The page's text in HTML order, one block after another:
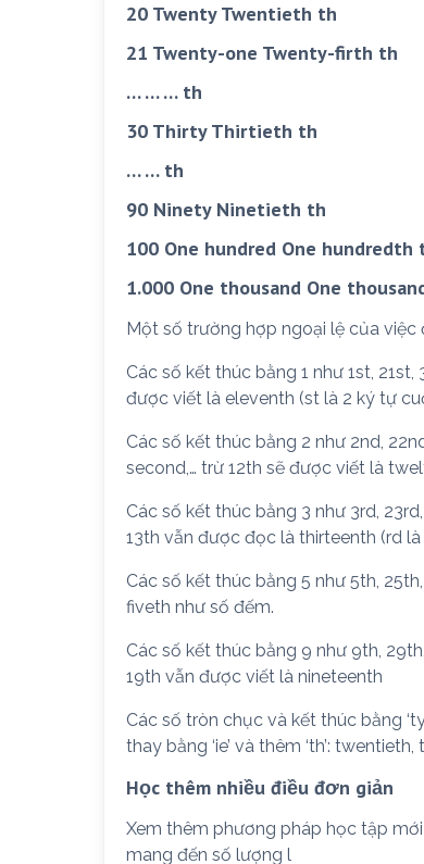
20 Twenty Twentieth th
21 Twenty-one Twenty-firth th
… … … th
30 Thirty Thirtieth th
… … th
90 Ninety Ninetieth th
100 One hundred One hundredth
1.000 One thousand One
Một số trường hợp ngoại lệ của
Các số kết thúc bằng 1 như 1st,
được viết là eleventh (st là 2 ký tự
Các số kết thúc bằng 2 như 2nd,
second,… trừ 12th sẽ được viết là
Các số kết thúc bằng 3 như 3rd,
13th vẫn được đọc là thirteenth (rd
Các số kết thúc bằng 5 như 5th,
fiveth như số đếm.
Các số kết thúc bằng 9 như 9th,
19th vẫn được viết là nineteenth
Các số tròn chục và kết thúc bằng
thay bằng ‘ie’ và thêm ‘th’: twentieth,
Học thêm nhiều điều đơn giản
Xem thêm phương pháp học tập
mang đến số lượng l